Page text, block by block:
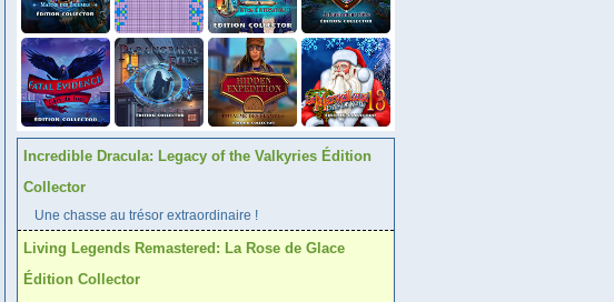
Incredible Dracula: Legacy of the Valkyries Édition
Collector
Une chasse au trésor extraordinaire !
Living Legends Remastered: La Rose de Glace
Édition Collector